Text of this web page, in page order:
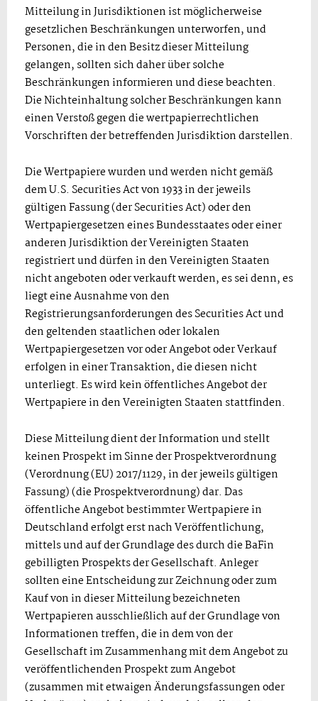
Mitteilung in Jurisdiktionen ist möglicherweise
gesetzlichen Beschränkungen unterworfen, und
Personen, die in den Besitz dieser Mitteilung
gelangen, sollten sich daher über solche
Beschränkungen informieren und diese beachten.
Die Nichteinhaltung solcher Beschränkungen kann
einen Verstoß gegen die wertpapierrechtlichen
Vorschriften der betreffenden Jurisdiktion darstellen.
Die Wertpapiere wurden und werden nicht gemäß
dem U.S. Securities Act von 1933 in der jeweils
gültigen Fassung (der Securities Act) oder den
Wertpapiergesetzen eines Bundesstaates oder einer
anderen Jurisdiktion der Vereinigten Staaten
registriert und dürfen in den Vereinigten Staaten
nicht angeboten oder verkauft werden, es sei denn, es
liegt eine Ausnahme von den
Registrierungsanforderungen des Securities Act und
den geltenden staatlichen oder lokalen
Wertpapiergesetzen vor oder Angebot oder Verkauf
erfolgen in einer Transaktion, die diesen nicht
unterliegt. Es wird kein öffentliches Angebot der
Wertpapiere in den Vereinigten Staaten stattfinden.
Diese Mitteilung dient der Information und stellt
keinen Prospekt im Sinne der Prospektverordnung
(Verordnung (EU) 2017/1129, in der jeweils gültigen
Fassung) (die Prospektverordnung) dar. Das
öffentliche Angebot bestimmter Wertpapiere in
Deutschland erfolgt erst nach Veröffentlichung,
mittels und auf der Grundlage des durch die BaFin
gebilligten Prospekts der Gesellschaft. Anleger
sollten eine Entscheidung zur Zeichnung oder zum
Kauf von in dieser Mitteilung bezeichneten
Wertpapieren ausschließlich auf der Grundlage von
Informationen treffen, die in dem von der
Gesellschaft im Zusammenhang mit dem Angebot zu
veröffentlichenden Prospekt zum Angebot
(zusammen mit etwaigen Änderungsfassungen oder